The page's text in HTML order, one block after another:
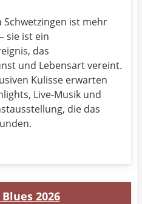
Schwetzingen ist mehr
sie ist ein
das
und Lebensart vereint.
Kulisse erwarten
Live-Musik und
die das
2026